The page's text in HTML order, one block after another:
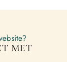
MET